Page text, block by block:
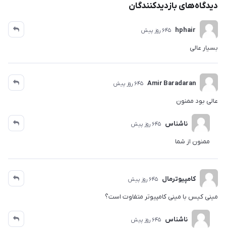
دیدگاه‌های بازدیدکنندگان
hphair 645 روز پیش
بسیار عالی
Amir Baradaran 645 روز پیش
عالی بود ممنون
ناشناس 645 روز پیش
ممنون از شما
کامپیوترمال 645 روز پیش
مینی کیس با مینی کامپیوتر متفاوت است؟
ناشناس 645 روز پیش